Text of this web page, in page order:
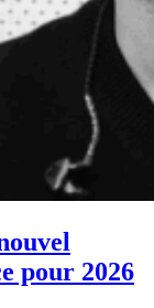
pour 2026